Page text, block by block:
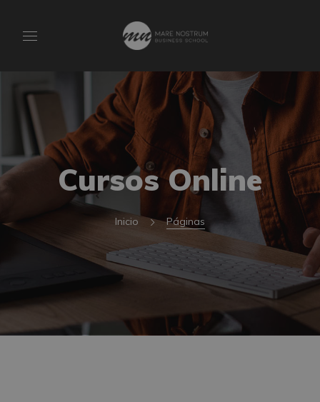
Cursos Online
Inicio Páginas